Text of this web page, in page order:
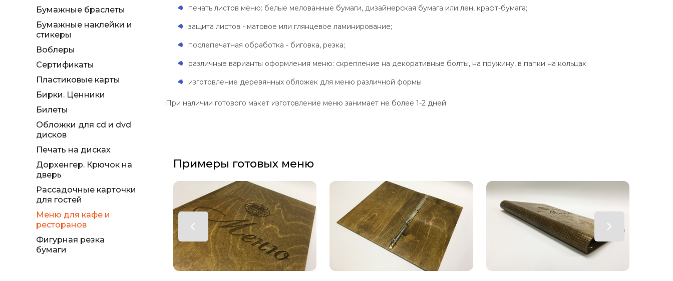
Бумажные браслеты
Бумажные наклейки и
стикеры
Воблеры
Сертификаты
Пластиковые карты
Бирки. Ценники
Билеты
Обложки для cd и dvd
дисков
Печать на дисках
Дорхенгер. Крючок на
дверь
Рассадочные карточки
для гостей
Меню для кафе и
ресторанов
Фигурная резка
бумаги
печать листов меню: белые мелованные бумаги, дизайнерская бумага или лен, крафт-бумага;
защита листов - матовое или глянцевое ламинирование;
послепечатная обработка - биговка, резка;
различные варианты оформления меню: скрепление на декоративные болты, на пружину, в папки на кольцах
изготовление деревянных обложек для меню различной формы
При наличии готового макет изготовление меню занимает не более 1-2 дней
Примеры готовых меню